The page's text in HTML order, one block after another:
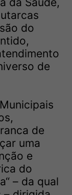
do
de
de
uma
e
do
– da qual